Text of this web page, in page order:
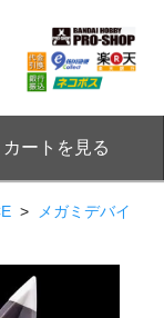
カートを見る
>
メガミデバイ